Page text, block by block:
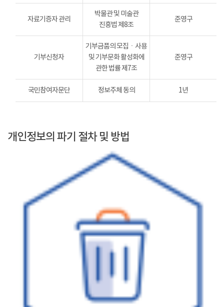
자료기증자 관리
박물관 및 미술관
진흥법 제8조
준영구
기부신청자
기부금품의 모집ㆍ사용
및 기부문화 활성화에
관한 법률 제7조
준영구
국민참여자문단 정보주체 동의 1년
개인정보의 파기 절차 및 방법